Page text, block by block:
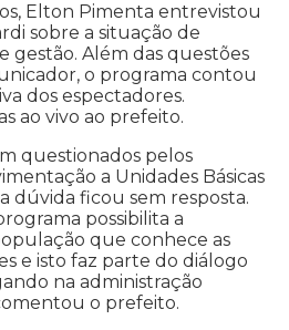
Elton Pimenta entrevistou
sobre a situação de
gestão. Além das questões
o programa contou
dos espectadores.
ao vivo ao prefeito.
questionados pelos
a Unidades Básicas
dúvida ficou sem resposta.
possibilita a
que conhece as
e isto faz parte do diálogo
na administração
o prefeito.